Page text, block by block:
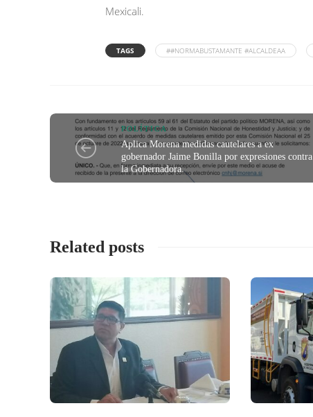
Mexicali.
TAGS ##NORMABUSTAMANTE #ALCALDEAA
POLÍTICA
Aplica Morena medidas cautelares a ex
gobernador Jaime Bonilla por expresiones contra
la Gobernadora.
Related posts